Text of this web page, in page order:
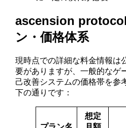
ascension
ン・価格体系
現時点での詳細な料金情報は
要がありますが、一般的なゲ
己改善システムの価格帯を参
下の通りです：
想定